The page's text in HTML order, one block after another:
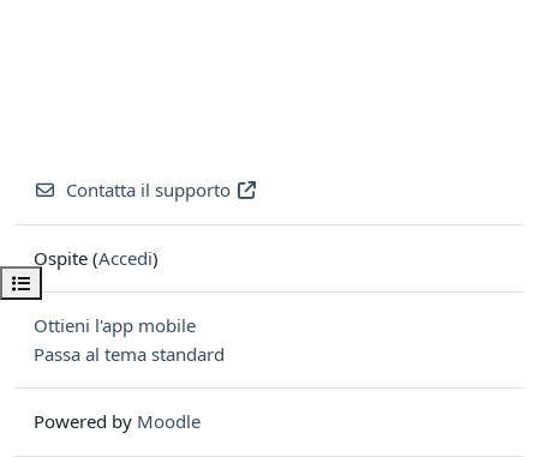
Apri indice del corso
Contatta il supporto
Ospite (Accedi)
Ottieni l'app mobile
Passa al tema standard
Powered by Moodle